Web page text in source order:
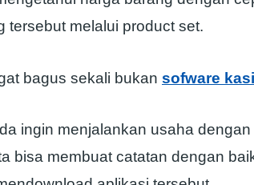
tersebut melalui product set.
bagus sekali bukan sofware
ingin menjalankan usaha
bisa membuat catatan dengan